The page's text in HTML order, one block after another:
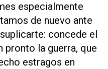
especialmente
de nuevo ante
concede el
pronto la guerra, que
estragos en